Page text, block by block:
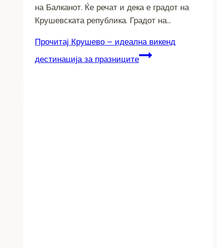
на Балканот. Ќе речат и дека е градот на
Крушевската република. Градот на…
Прочитај Крушево – идеална викенд
дестинација за празниците